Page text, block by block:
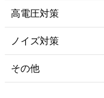
高電圧対策
ノイズ対策
その他